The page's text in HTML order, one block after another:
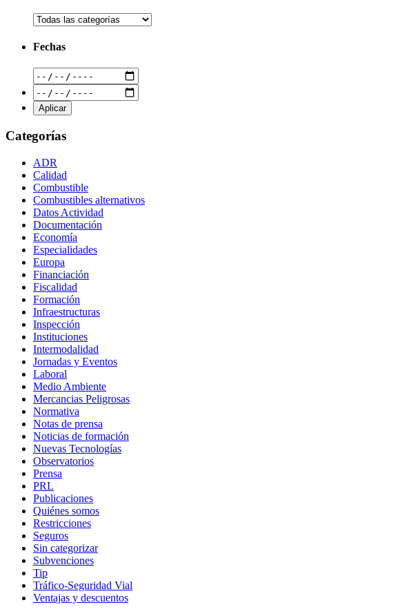
Fechas
Categorías
ADR
Calidad
Combustible
Combustibles alternativos
Datos Actividad
Documentación
Economía
Especialidades
Europa
Financiación
Fiscalidad
Formación
Infraestructuras
Inspección
Instituciones
Intermodalidad
Jornadas y Eventos
Laboral
Medio Ambiente
Mercancias Peligrosas
Normativa
Notas de prensa
Noticias de formación
Nuevas Tecnologías
Observatorios
Prensa
PRL
Publicaciones
Quiénes somos
Restricciones
Seguros
Sin categorizar
Subvenciones
Tip
Tráfico-Seguridad Vial
Ventajas y descuentos